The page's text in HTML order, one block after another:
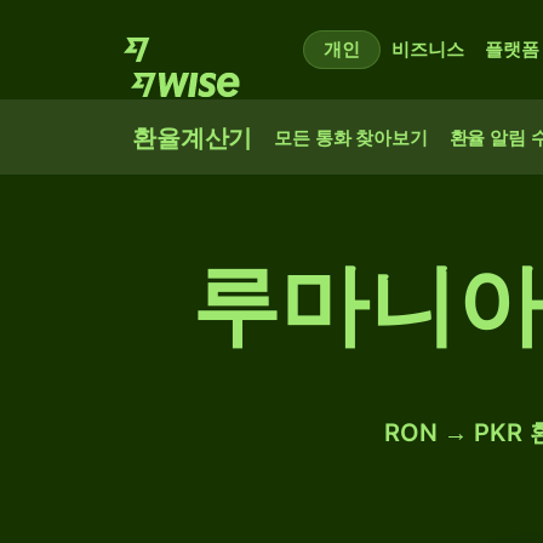
개인 비즈니스 플랫폼
환율계산기 모든 통화 찾아보기 환율 알림
루마니
RON → PKR